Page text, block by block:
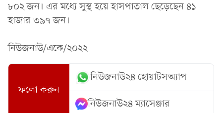
৮০২ জন। এর মধ্যে সুস্থ হয়ে হাসপাতাল ছেড়েছেন ৪১
হাজার ৩৯৭ জন।
নিউজনাউ/একে/২০২২
ফলো করুন
নিউজনাউ২৪ হোয়াটসঅ্যাপ
নিউজনাউ২৪ ম্যাসেঞ্জার